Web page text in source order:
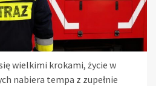
wielkimi krokami, życie w
nabiera tempa z zupełnie